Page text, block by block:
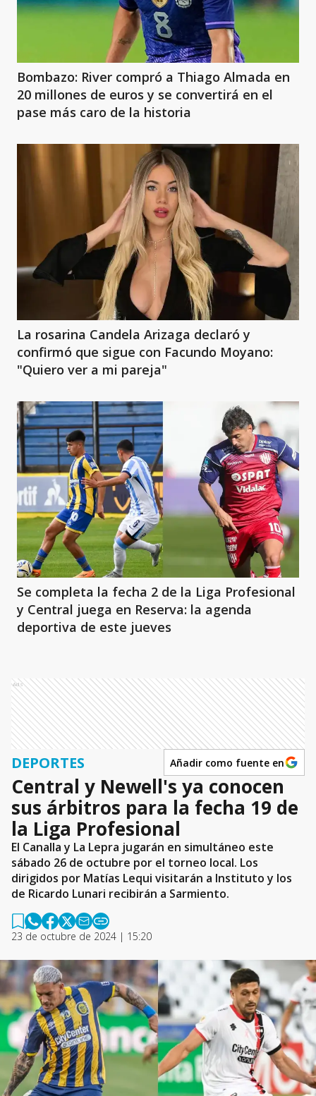
Bombazo: River compró a Thiago Almada en
20 millones de euros y se convertirá en el
pase más caro de la historia
La rosarina Candela Arizaga declaró y
confirmó que sigue con Facundo Moyano:
"Quiero ver a mi pareja"
Se completa la fecha 2 de la Liga Profesional
y Central juega en Reserva: la agenda
deportiva de este jueves
Ads
DEPORTES Añadir como fuente en
Central y Newell's ya conocen
sus árbitros para la fecha 19 de
la Liga Profesional
El Canalla y La Lepra jugarán en simultáneo este
sábado 26 de octubre por el torneo local. Los
dirigidos por Matías Lequi visitarán a Instituto y los
de Ricardo Lunari recibirán a Sarmiento.
23 de octubre de 2024 | 15:20